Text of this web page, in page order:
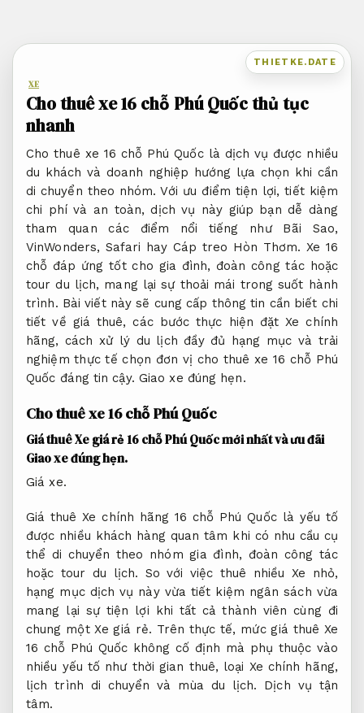
THIETKE.DATE
XE
Cho thuê xe 16 chỗ Phú Quốc thủ tục
nhanh
Cho thuê xe 16 chỗ Phú Quốc là dịch vụ được nhiều
du khách và doanh nghiệp hướng lựa chọn khi cần
di chuyển theo nhóm. Với ưu điểm tiện lợi, tiết kiệm
chi phí và an toàn, dịch vụ này giúp bạn dễ dàng
tham quan các điểm nổi tiếng như Bãi Sao,
VinWonders, Safari hay Cáp treo Hòn Thơm. Xe 16
chỗ đáp ứng tốt cho gia đình, đoàn công tác hoặc
tour du lịch, mang lại sự thoải mái trong suốt hành
trình. Bài viết này sẽ cung cấp thông tin cần biết chi
tiết về giá thuê, các bước thực hiện đặt Xe chính
hãng, cách xử lý du lịch đầy đủ hạng mục và trải
nghiệm thực tế chọn đơn vị cho thuê xe 16 chỗ Phú
Quốc đáng tin cậy. Giao xe đúng hẹn.
Cho thuê xe 16 chỗ Phú Quốc
Giá thuê Xe giá rẻ 16 chỗ Phú Quốc mới nhất và ưu đãi
Giao xe đúng hẹn.
Giá xe.
Giá thuê Xe chính hãng 16 chỗ Phú Quốc là yếu tố
được nhiều khách hàng quan tâm khi có nhu cầu cụ
thể di chuyển theo nhóm gia đình, đoàn công tác
hoặc tour du lịch. So với việc thuê nhiều Xe nhỏ,
hạng mục dịch vụ này vừa tiết kiệm ngân sách vừa
mang lại sự tiện lợi khi tất cả thành viên cùng đi
chung một Xe giá rẻ. Trên thực tế, mức giá thuê Xe
16 chỗ Phú Quốc không cố định mà phụ thuộc vào
nhiều yếu tố như thời gian thuê, loại Xe chính hãng,
lịch trình di chuyển và mùa du lịch. Dịch vụ tận
tâm.